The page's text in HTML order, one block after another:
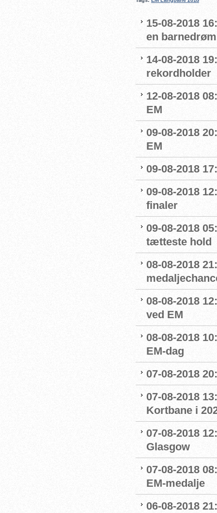
15-08-2018
en barnedrøm
14-08-2018
rekordholder
12-08-2018
EM
09-08-2018
EM
09-08-2018
09-08-2018
finaler
09-08-2018
tætteste hold
08-08-2018
08-08-2018
ved EM
08-08-2018
EM-dag
07-08-2018
07-08-2018
Kortbane i
07-08-2018
Glasgow
07-08-2018
EM-medalje
06-08-2018